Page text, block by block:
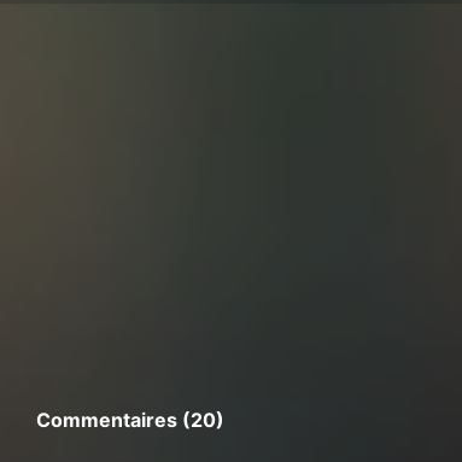
Commentaires (20)